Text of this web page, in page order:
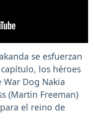
se esfuerzan
los héroes
Dog Nakia
(Martin Freeman)
el reino de